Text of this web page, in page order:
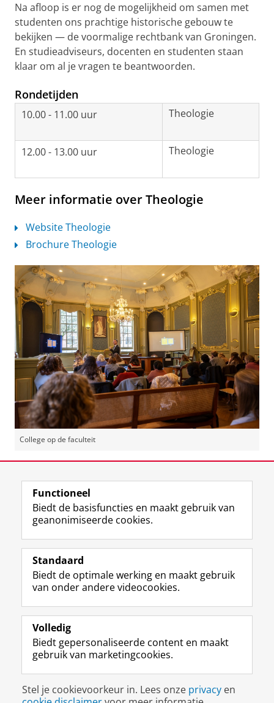
Na afloop is er nog de mogelijkheid om samen met
studenten ons prachtige historische gebouw te
bekijken — de voormalige rechtbank van Groningen.
En studieadviseurs, docenten en studenten staan
klaar om al je vragen te beantwoorden.
Rondetijden
10.00 - 11.00 uur Theologie
12.00 - 13.00 uur Theologie
Meer informatie over Theologie
Website Theologie
Brochure Theologie
College op de faculteit
Deel dit Facebook LinkedIn
Volg de RUG
F
a
e
b
o
p
a
g
i
n
a
L
i
k
e
I
-
p
a
g
i
n
R
S
-
f
e
R
i
k
s
u
I
n
t
r
m
-
c
c
o
Y
o
T
e
k
a
a
a
Studiekiezers
Alumni
Over ons
Disclaimer & Copyright
Inloggen
Functioneel
Biedt de basisfuncties en maakt gebruik van
geanonimiseerde cookies.
Standaard
Biedt de optimale werking en maakt gebruik
van onder andere videocookies.
Volledig
Biedt gepersonaliseerde content en maakt
gebruik van marketingcookies.
Stel je cookievoorkeur in. Lees onze privacy en